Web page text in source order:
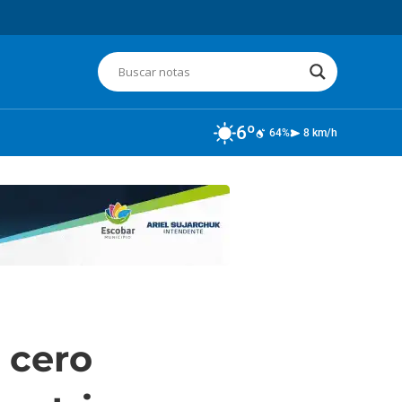
6º 64% 8 km/h
cero